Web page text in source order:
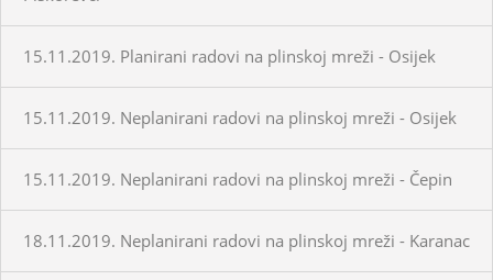
15.11.2019. Planirani radovi na plinskoj mreži - Osijek
15.11.2019. Neplanirani radovi na plinskoj mreži - Osijek
15.11.2019. Neplanirani radovi na plinskoj mreži - Čepin
18.11.2019. Neplanirani radovi na plinskoj mreži - Karanac